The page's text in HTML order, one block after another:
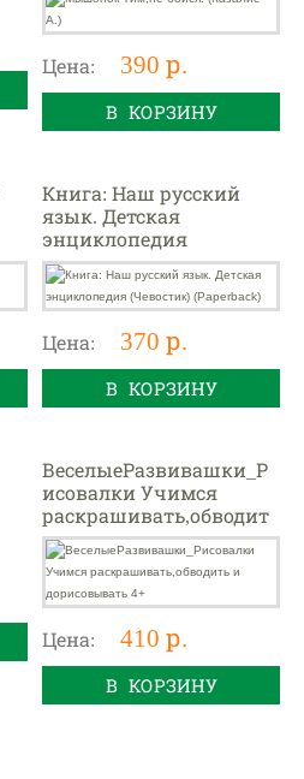
Цена: 390 р.
В КОРЗИНУ
Книга: Наш русский
язык. Детская
энциклопедия
(Чевостик) (Paperback)
Цена: 370 р.
В КОРЗИНУ
ВеселыеРазвивашки_Р
исовалки Учимся
раскрашивать,обводит
ь и дорисовывать 4+
Цена: 410 р.
В КОРЗИНУ